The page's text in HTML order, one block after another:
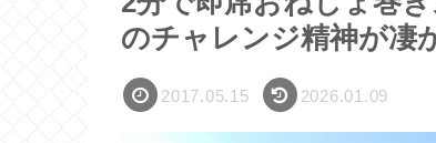
のチャレンジ精神が凄
2017.05.15 2026.01.09